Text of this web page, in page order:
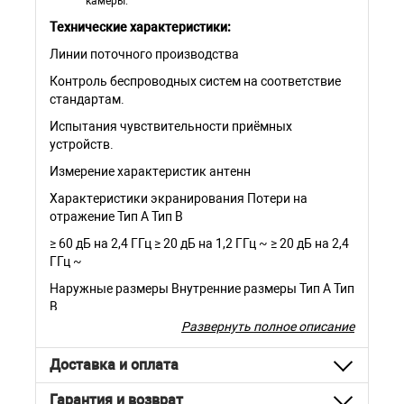
Технические характеристики:
Линии поточного производства
Контроль беспроводных систем на соответствие
стандартам.
Испытания чувствительности приёмных
устройств.
Измерение характеристик антенн
Характеристики экранирования Потери на
отражение Тип A Тип B
≥ 60 дБ на 2,4 ГГц ≥ 20 дБ на 1,2 ГГц ~ ≥ 20 дБ на 2,4
ГГц ~
Наружные размеры Внутренние размеры Тип A Тип
B
922 (Ш) х794 (В) х731 (Г) мм (без
автоматизированного конвейера)
801(Ш) х 610(В) х 610(Г)мм 857(Ш) х 666(В) х
666(Г)мм
Развернуть полное описание
Доставка и оплата
Гарантия и возврат